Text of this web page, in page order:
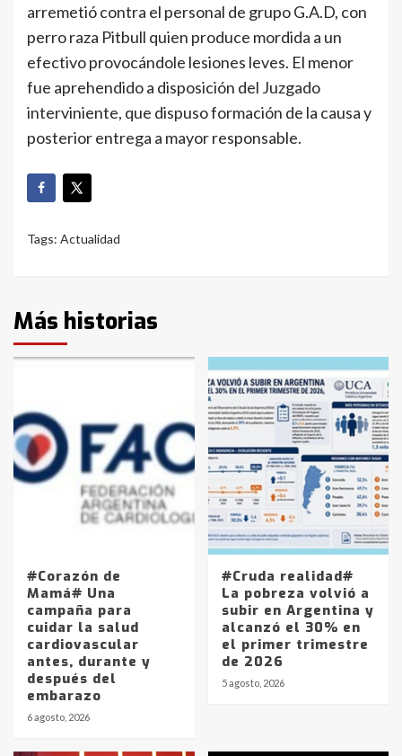
arremetió contra el personal de grupo G.A.D, con
perro raza Pitbull quien produce mordida a un
efectivo provocándole lesiones leves. El menor
fue aprehendido a disposición del Juzgado
interviniente, que dispuso formación de la causa y
posterior entrega a mayor responsable.
Tags: Actualidad
Más historias
#Corazón de
Mamá# Una
campaña para
cuidar la salud
cardiovascular
antes, durante y
después del
embarazo
6 agosto, 2026
#Cruda realidad#
La pobreza volvió a
subir en Argentina y
alcanzó el 30% en
el primer trimestre
de 2026
5 agosto, 2026